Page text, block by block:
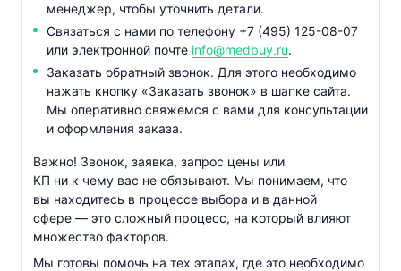
менеджер, чтобы уточнить детали.
Связаться с нами по телефону +7 (495) 125-08-07
или электронной почте info@medbuy.ru.
Заказать обратный звонок. Для этого необходимо
нажать кнопку «Заказать звонок» в шапке сайта.
Мы оперативно свяжемся с вами для консультации
и оформления заказа.
Важно! Звонок, заявка, запрос цены или
КП ни к чему вас не обязывают. Мы понимаем, что
вы находитесь в процессе выбора и в данной
сфере — это сложный процесс, на который влияют
множество факторов.
Мы готовы помочь на тех этапах, где это необходимо